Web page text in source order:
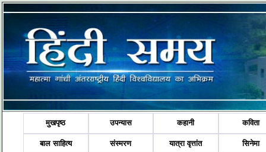
मुखपृष्ठ उपन्यास कहानी कविता
बाल साहित्य संस्मरण यात्रा वृत्तांत सिनेमा